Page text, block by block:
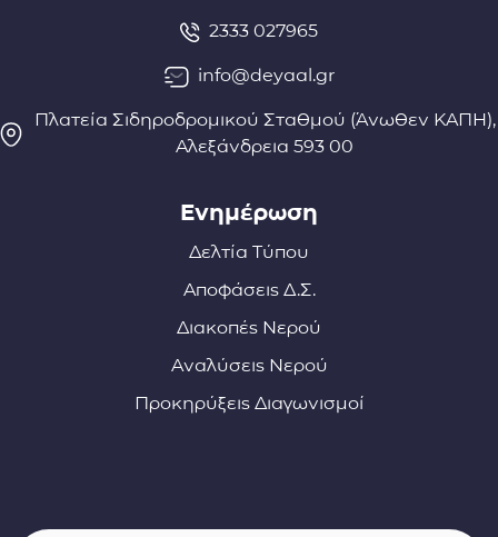
2333 027965
info@deyaal.gr
Πλατεία Σιδηροδρομικού Σταθμού (Άνωθεν ΚΑΠΗ),
Αλεξάνδρεια 593 00
Ενημέρωση
Δελτία Τύπου
Αποφάσεις Δ.Σ.
Διακοπές Νερού
Αναλύσεις Νερού
Προκηρύξεις Διαγωνισμοί